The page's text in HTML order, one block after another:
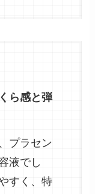
ら感と弾
プラセン
液でし
すく、特